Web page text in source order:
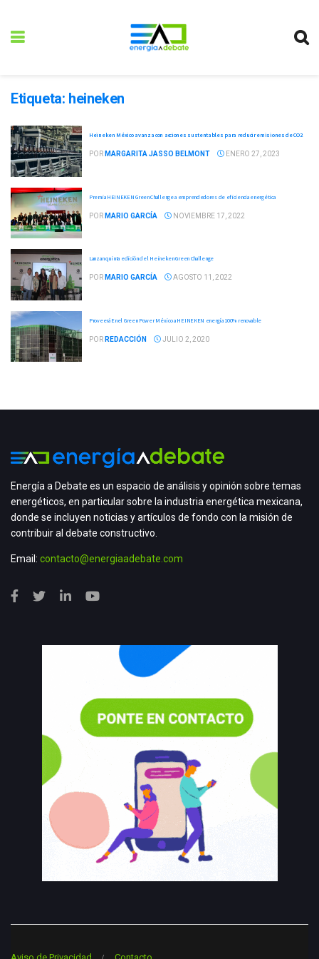
Etiqueta: heineken
Heineken México avanza con acciones sustentables para reducir emisiones de CO2
POR MARGARITA JASSO BELMONT ENERO 27, 2023
Premia HEINEKEN Green Challenge a emprendedores de eficiencia energética
POR MARIO GARCÍA NOVIEMBRE 17, 2022
Lanzan quinta edición del Heineken Green Challenge
POR MARIO GARCÍA AGOSTO 11, 2022
Proveerá Enel Green Power México a HEINEKEN energía 100% renovable
POR REDACCIÓN JULIO 2, 2020
Energía a Debate es un espacio de análisis y opinión sobre temas
energéticos, en particular sobre la industria energética mexicana,
donde se incluyen noticias y artículos de fondo con la misión de
contribuir al debate constructivo.
Email: contacto@energiaadebate.com
Aviso de Privacidad Contacto